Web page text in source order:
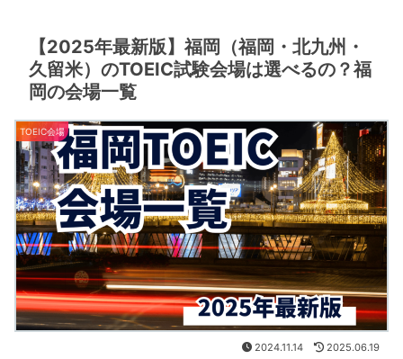
【2025年最新版】福岡（福岡・北九州・
久留米）のTOEIC試験会場は選べるの？福
岡の会場一覧
TOEIC会場
2024.11.14 2025.06.19